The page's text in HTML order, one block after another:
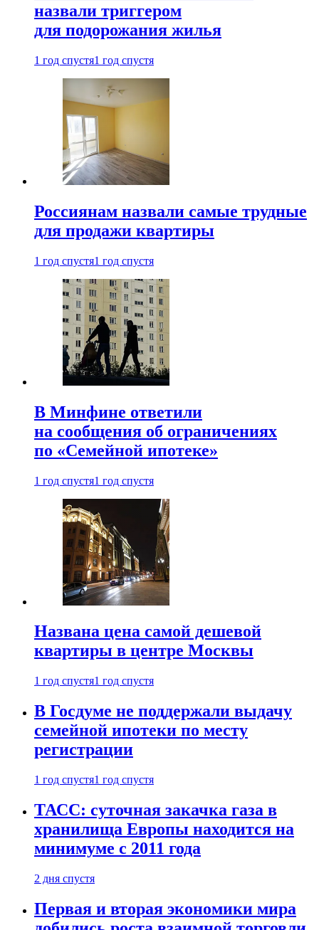
назвали триггером
для подорожания жилья
1 год спустя1 год спустя
Россиянам назвали самые трудные
для продажи квартиры
1 год спустя1 год спустя
В Минфине ответили
на сообщения об ограничениях
по «Семейной ипотеке»
1 год спустя1 год спустя
Названа цена самой дешевой
квартиры в центре Москвы
1 год спустя1 год спустя
В Госдуме не поддержали выдачу
семейной ипотеки по месту
регистрации
1 год спустя1 год спустя
ТАСС: суточная закачка газа в
хранилища Европы находится на
минимуме с 2011 года
2 дня спустя
Первая и вторая экономики мира